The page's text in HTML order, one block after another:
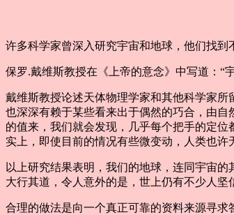
许多科学家曾深入研究宇宙和地球，他们找到
保罗.戴维斯教授在《上帝的意念》中写道：“
戴维斯教授论述天体物理学家和其他科学家
也深深有赖于某些看来出于偶然的巧合，由
的值来，我们就会发现，几乎每个把手的定
实上，即使目前的情况有些微变动，人类也许
以上研究结果表明，我们的地球，连同宇宙
大行其道，令人意外的是，世上仍有不少人坚
合理的做法是向一个真正可靠的资料来源寻